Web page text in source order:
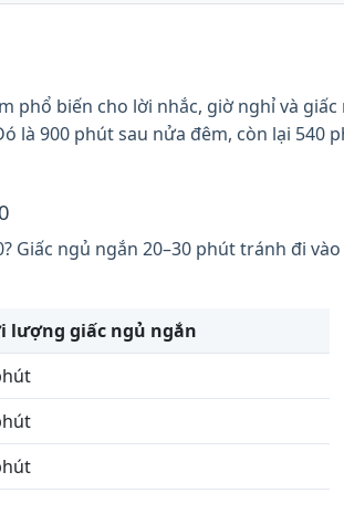
phổ biến cho lời nhắc, giờ nghỉ và
là 900 phút sau nửa đêm, còn lại
Giấc ngủ ngắn 20–30 phút tránh đi
lượng giấc ngủ ngắn